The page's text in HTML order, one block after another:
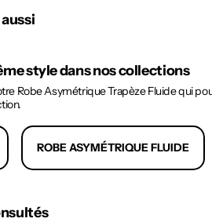
style dans nos collections
Robe Asymétrique Trapèze Fluide qui
ROBE ASYMÉTRIQUE FLUIDE